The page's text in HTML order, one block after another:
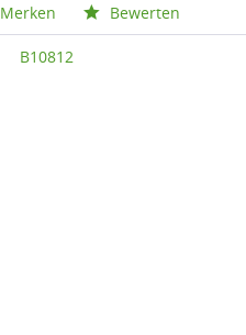
Merken Bewerten
B10812